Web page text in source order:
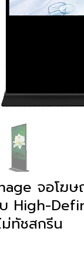
จอโฆ
High-
ทัชสกรีน